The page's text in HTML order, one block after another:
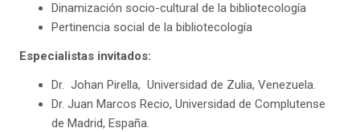
Dinamización socio-cultural de la bibliotecología
Pertinencia social de la bibliotecología
Especialistas invitados:
Dr. Johan Pirella, Universidad de Zulia, Venezuela.
Dr. Juan Marcos Recio, Universidad de Complutense
de Madrid, España.